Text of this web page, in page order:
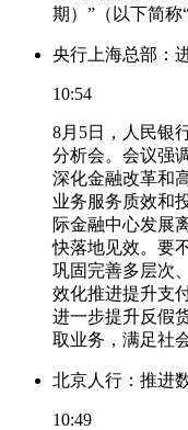
期）”（以下简称
央行上海总部：
10:54
8月5日，人民银
分析会。会议强
深化金融改革和
业务服务质效和
际金融中心发展
快落地见效。要
巩固完善多层次
效化推进提升支
进一步提升反假
取业务，满足社
北京人行：推进
10:49